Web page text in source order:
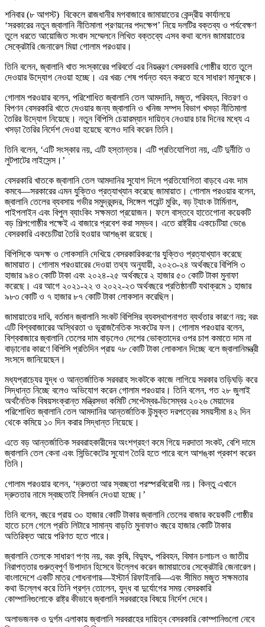
শনিবার (৮ আগস্ট) বিকেলে রাজধানীর মগবাজারে জামায়াতের কেন্দ্রীয় কার্যালয়ে
‘সরকারের নতুন জ্বালানি নীতিমালা প্রণয়নের পদক্ষেপ’ নিয়ে দলটির বক্তব্য ও পর্যবেক্ষণ
তুলে ধরতে আয়োজিত সংবাদ সম্মেলনে লিখিত বক্তব্যে এসব কথা বলেন জামায়াতের
সেক্রেটারি জেনারেল মিয়া গোলাম পরওয়ার।
তিনি বলেন, জ্বালানি খাত সংস্কারের পরিবর্তে এর নিয়ন্ত্রণ বেসরকারি গোষ্ঠীর হাতে তুলে
দেওয়ার উদ্যোগ নেওয়া হচ্ছে। এর খরচ শেষ পর্যন্ত বহন করতে হবে সাধারণ মানুষকে।
গোলাম পরওয়ার বলেন, পরিশোধিত জ্বালানি তেল আমদানি, মজুত, পরিবহন, বিতরণ ও
বিপণন বেসরকারি খাতে দেওয়ার জন্য জ্বালানি ও খনিজ সম্পদ বিভাগ খসড়া নীতিমালা
তৈরির উদ্যোগ নিয়েছে। নতুন বিপিসি চেয়ারম্যান দায়িত্ব নেওয়ার চার দিনের মধ্যে এ
খসড়া তৈরির নির্দেশ দেওয়া হয়েছে বলেও দাবি করেন তিনি।
তিনি বলেন, ‘এটি সংস্কার নয়, এটি হস্তান্তর। এটি প্রতিযোগিতা নয়, এটি দুর্নীতি ও
লুটপাটের লাইসেন্স।’
বেসরকারি খাতকে জ্বালানি তেল আমদানির সুযোগ দিলে প্রতিযোগিতা বাড়বে এবং দাম
কমবে—সরকারের এমন যুক্তিও প্রত্যাখ্যান করেছে জামায়াত। গোলাম পরওয়ার বলেন,
জ্বালানি তেলের ব্যবসায় গভীর সমুদ্রবন্দর, সিঙ্গেল পয়েন্ট মুরিং, বড় ট্যাংক টার্মিনাল,
পাইপলাইন এবং বিপুল ব্যাংকিং সক্ষমতা প্রয়োজন। ফলে বাস্তবে হাতেগোনা কয়েকটি
বড় শিল্পগোষ্ঠীর পক্ষেই এ বাজারে প্রবেশ করা সম্ভব। এতে রাষ্ট্রীয় একচেটিয়া ভেঙে
বেসরকারি একচেটিয়া তৈরি হওয়ার আশঙ্কা রয়েছে।
বিপিসিকে অদক্ষ ও লোকসানি দেখিয়ে বেসরকারিকরণের যুক্তিও প্রত্যাখ্যান করেছে
জামায়াত। গোলাম পরওয়ারের দেওয়া তথ্য অনুযায়ী, ২০২৩-২৪ অর্থবছরে বিপিসি ৩
হাজার ৯৪৩ কোটি টাকা এবং ২০২৪-২৫ অর্থবছরে ২ হাজার ৫০ কোটি টাকা মুনাফা
করেছে। এর আগে ২০২১-২২ ও ২০২২-২৩ অর্থবছরে প্রতিষ্ঠানটি যথাক্রমে ১ হাজার
৯৮৩ কোটি ও ৭ হাজার ৮৭ কোটি টাকা লোকসান করেছিল।
জামায়াতের দাবি, বর্তমান জ্বালানি সংকট বিপিসির ব্যবস্থাপনাগত ব্যর্থতার কারণে নয়; বরং
এটি বিশ্ববাজারের অস্থিরতা ও ভূরাজনৈতিক সংকটের ফল। গোলাম পরওয়ার বলেন,
বিশ্ববাজারে জ্বালানি তেলের দাম বাড়লেও দেশের ভোক্তাদের ওপর চাপ কমাতে দাম না
বাড়ানোর কারণে বিপিসি প্রতিদিন প্রায় ৭৮ কোটি টাকা লোকসান দিচ্ছে বলে জ্বালানিমন্ত্রী
সংসদে জানিয়েছেন।
মধ্যপ্রাচ্যের যুদ্ধ ও আন্তর্জাতিক সরবরাহ সংকটকে কাজে লাগিয়ে সরকার তড়িঘড়ি করে
সিদ্ধান্ত নিচ্ছে বলেও অভিযোগ করেন গোলাম পরওয়ার। তিনি বলেন, গত ২৮ জুলাই
অর্থনৈতিক বিষয়সংক্রান্ত মন্ত্রিসভা কমিটি সেপ্টেম্বর-ডিসেম্বর ২০২৬ মেয়াদের
পরিশোধিত জ্বালানি তেল আমদানির আন্তর্জাতিক উন্মুক্ত দরপত্রের সময়সীমা ৪২ দিন
থেকে কমিয়ে ১০ দিন করার সিদ্ধান্ত নিয়েছে।
এতে বড় আন্তর্জাতিক সরবরাহকারীদের অংশগ্রহণ কমে গিয়ে দরদাতা সংকট, বেশি দামে
জ্বালানি তেল কেনা এবং সিন্ডিকেটের সুযোগ তৈরি হতে পারে বলে আশঙ্কা প্রকাশ করেন
তিনি।
গোলাম পরওয়ার বলেন, ‘দ্রুততা আর স্বচ্ছতা পরস্পরবিরোধী নয়। কিন্তু এখানে
দ্রুততার নামে স্বচ্ছতাই বিসর্জন দেওয়া হচ্ছে।’
তিনি বলেন, বছরে প্রায় ৩০ হাজার কোটি টাকার জ্বালানি তেলের বাজার কয়েকটি গোষ্ঠীর
হাতে চলে গেলে প্রতি লিটারে সামান্য বাড়তি মুনাফাও বছরে হাজার কোটি টাকার
অতিরিক্ত আয়ে পরিণত হতে পারে।
জ্বালানি তেলকে সাধারণ পণ্য নয়, বরং কৃষি, বিদ্যুৎ, পরিবহন, বিমান চলাচল ও জাতীয়
নিরাপত্তার গুরুত্বপূর্ণ উপাদান হিসেবে উল্লেখ করেন জামায়াতের সেক্রেটারি জেনারেল।
বাংলাদেশে একটি মাত্র শোধনাগার—ইস্টার্ন রিফাইনারি—এবং সীমিত মজুত সক্ষমতার
কথা উল্লেখ করে তিনি প্রশ্ন তোলেন, যুদ্ধ বা দুর্যোগের সময় বেসরকারি
কোম্পানিগুলোকে রাষ্ট্র কীভাবে জ্বালানি সরবরাহের বিষয়ে নির্দেশ দেবে।
অলাভজনক ও দুর্গম এলাকায় জ্বালানি সরবরাহের দায়িত্ব বেসরকারি কোম্পানিগুলো নেবে